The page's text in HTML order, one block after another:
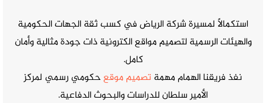
استكمالًا لمسيرة شركة الرياض في كسب ثقة الجهات الحكومية
والهيئات الرسمية لتصميم مواقع الكترونية ذات جودة مثالية وأمان
كامل.
نفذ فريقنا الهمام مهمة تصميم موقعحكومي رسمي لمركز
الأمير سلطان للدراسات والبحوث الدفاعية.